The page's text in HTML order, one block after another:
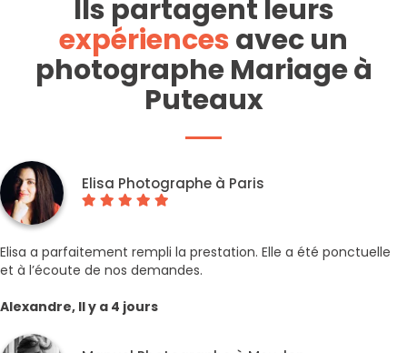
Ils partagent leurs
expériencesavec un
photographe Mariage à
Puteaux
Elisa Photographe à Paris
Elisa a parfaitement rempli la prestation. Elle a été ponctuelle
et à l’écoute de nos demandes.
Alexandre, Il y a 4 jours